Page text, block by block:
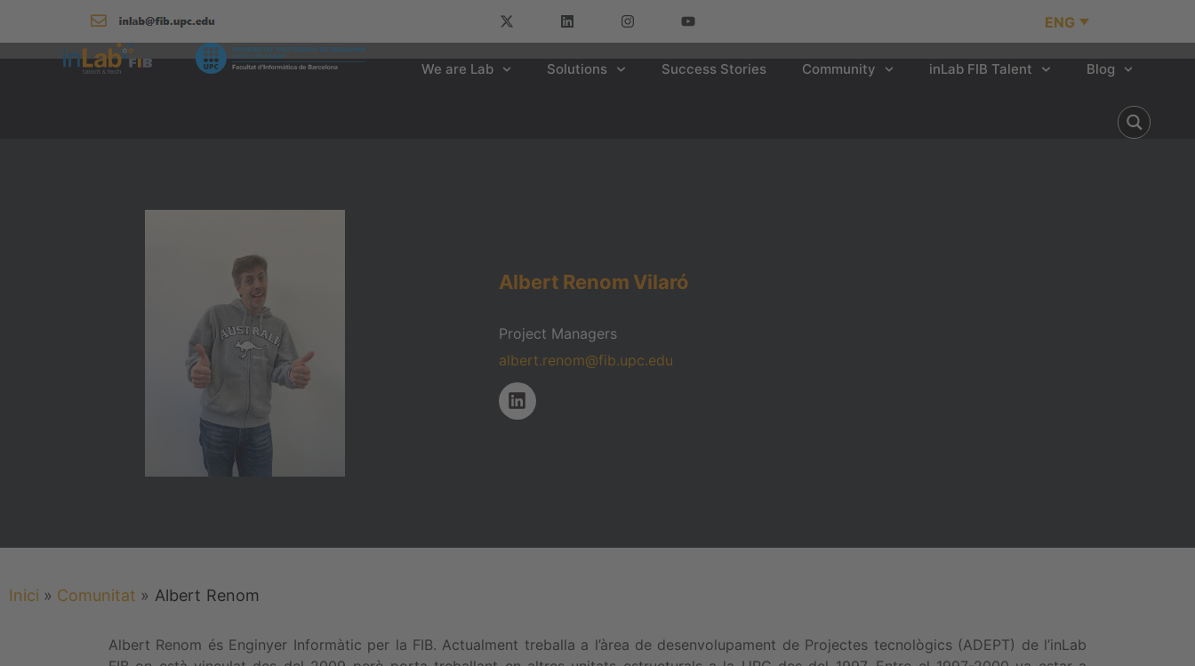
ENG
We are Lab Solutions Success Stories Community inLab FIB Talent Blog
Albert Renom Vilaró
Project Managers
albert.renom@fib.upc.edu
Inici » Comunitat » Albert Renom
Albert Renom és Enginyer Informàtic per la FIB. Actualment treballa a l’àrea de desenvolupament de Projectes tecnològics (ADEPT) de l’inLab